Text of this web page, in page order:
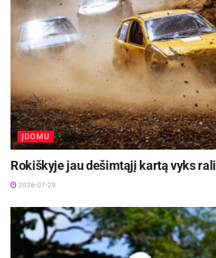
ĮDOMU
Rokiškyje jau dešimtąjį kartą vyks
2026-07-29